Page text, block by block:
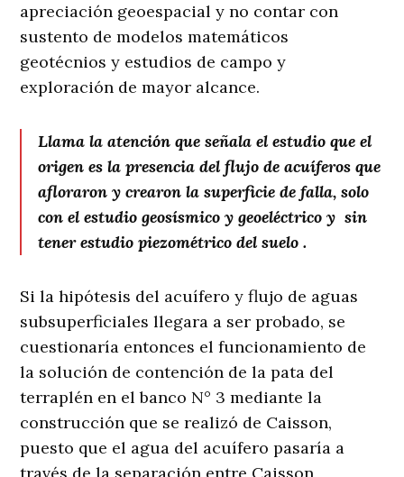
apreciación geoespacial y no contar con
sustento de modelos matemáticos
geotécnios y estudios de campo y
exploración de mayor alcance.
Llama la atención que señala el estudio que el
origen es la presencia del flujo de acuíferos que
afloraron y crearon la superficie de falla, solo
con el estudio geosísmico y geoeléctrico y sin
tener estudio piezométrico del suelo .
Si la hipótesis del acuífero y flujo de aguas
subsuperficiales llegara a ser probado, se
cuestionaría entonces el funcionamiento de
la solución de contención de la pata del
terraplén en el banco N° 3 mediante la
construcción que se realizó de Caisson,
puesto que el agua del acuífero pasaría a